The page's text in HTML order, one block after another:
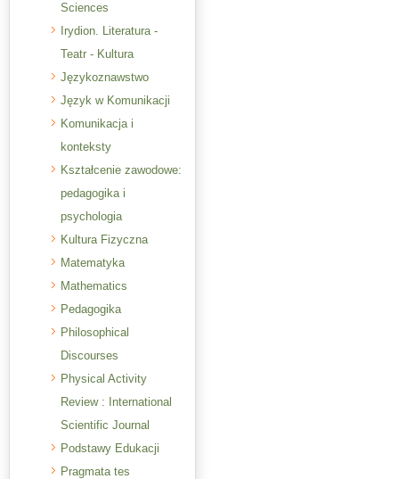
Sciences
Irydion. Literatura -
Teatr - Kultura
Językoznawstwo
Język w Komunikacji
Komunikacja i
konteksty
Kształcenie zawodowe:
pedagogika i
psychologia
Kultura Fizyczna
Matematyka
Mathematics
Pedagogika
Philosophical
Discourses
Physical Activity
Review : International
Scientific Journal
Podstawy Edukacji
Pragmata tes